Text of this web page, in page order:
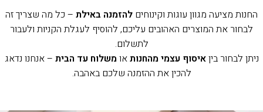
החנות מציעה מגוון עוגות וקינוחים להזמנה באילת – כל מה שצריך זה
לבחור את המוצרים האהובים עליכם, להוסיף לעגלת הקניות ולעבור
לתשלום.
ניתן לבחור ביןאיסוף עצמי מהחנותאו משלוח עד הבית – אנחנו נדאג
להכין את ההזמנה שלכם באהבה.